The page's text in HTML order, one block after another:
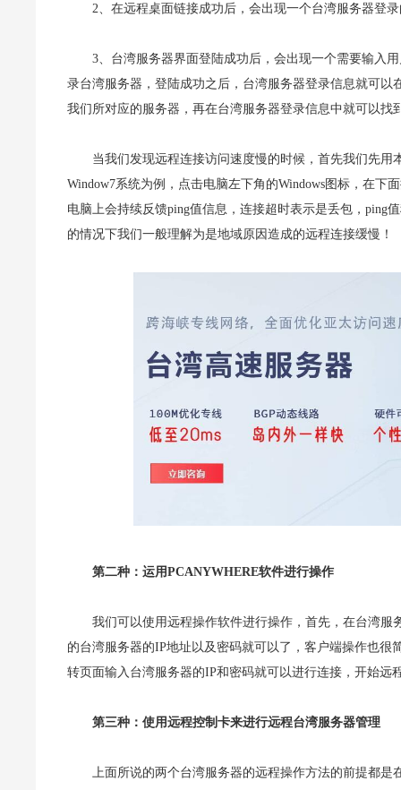
2、在远程桌面链接成功后，会出现一个台湾服务器登
3、台湾服务器界面登陆成功后，会出现一个需要输入
录台湾服务器，登陆成功之后，台湾服务器登录信息就可
我们所对应的服务器，再在台湾服务器登录信息中就可以找
当我们发现远程连接访问速度慢的时候，首先我们先
Window7系统为例，点击电脑左下角的Windows图标，在下
电脑上会持续反馈ping值信息，连接超时表示是丢包，ping
的情况下我们一般理解为是地域原因造成的远程连接缓慢！
第二种：运用PCANYWHERE软件进行操作
我们可以使用远程操作软件进行操作，首先，在台湾服
的台湾服务器的IP地址以及密码就可以了，客户端操作也很
转页面输入台湾服务器的IP和密码就可以进行连接，开始远
第三种：使用远程控制卡来进行远程台湾服务器管理
上面所说的两个台湾服务器的远程操作方法的前提都